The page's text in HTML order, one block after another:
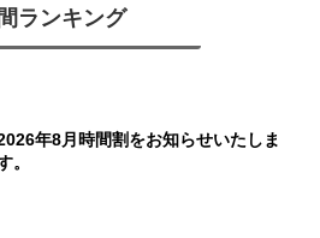
ランキング
年8月時間割をお知らせいたしま
。